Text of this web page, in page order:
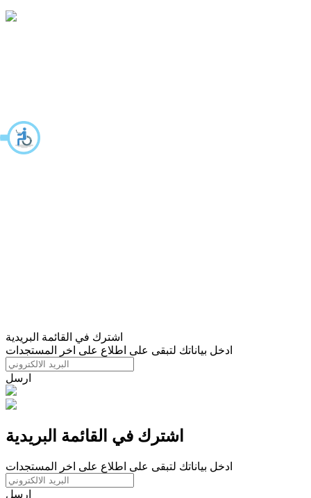
اشترك في القائمة البريدية
ادخل بياناتك لتبقى على اطلاع على اخر المستجدات
ارسل
اشترك في القائمة البريدية
ادخل بياناتك لتبقى على اطلاع على اخر المستجدات
ارسل